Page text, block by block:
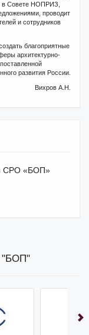
в Совете НОПРИЗ,
проводит
и сотрудников
благоприятные
архитектурно-
развития России.
Вихров А.Н.
СРО «БОП»
"БОП"